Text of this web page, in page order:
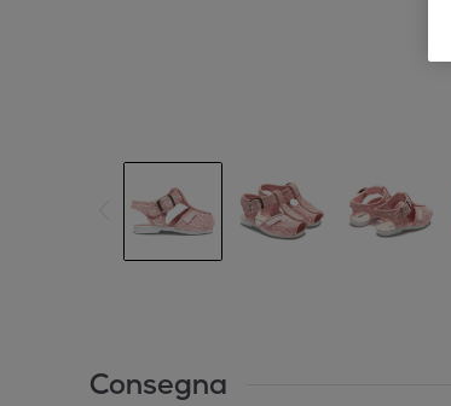
Consegna